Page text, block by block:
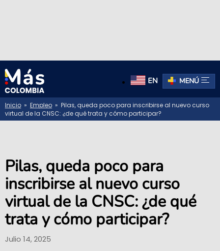
EN MENÚ
Inicio » Empleo » Pilas, queda poco para inscribirse al nuevo curso
virtual de la CNSC: ¿de qué trata y cómo participar?
Pilas, queda poco para
inscribirse al nuevo curso
virtual de la CNSC: ¿de qué
trata y cómo participar?
Julio 14, 2025